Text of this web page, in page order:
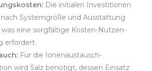
Die initialen Investitionen
nach Systemgröße und Ausstattung
was eine sorgfältige Kosten-Nutzen-
erfordert.
Für die Ionenaustausch-
wird Salz benötigt, dessen Einsatz